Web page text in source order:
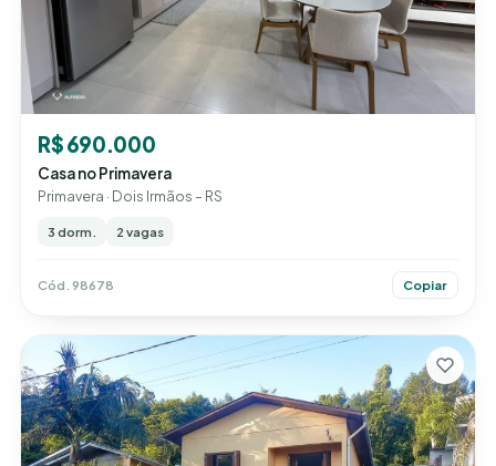
R$ 690.000
Casa no Primavera
Primavera · Dois Irmãos – RS
3 dorm. 2 vagas
Cód. 98678 Copiar